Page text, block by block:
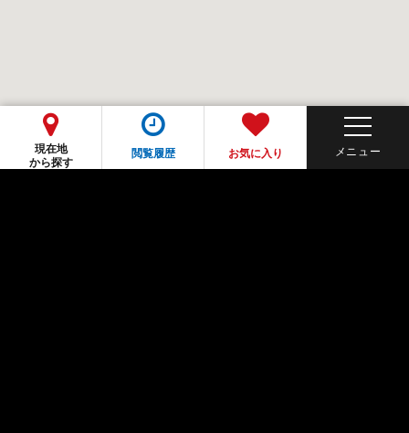
現在地
から探す
閲覧履歴 お気に入り